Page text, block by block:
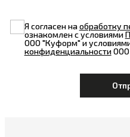
Я согласен наобработку
ознакомлен с условиями
ООО "Куформ" и
конфиденциальностиООО